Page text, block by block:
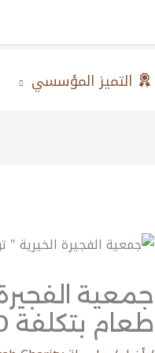
التميز المؤسسي
طعام بتكلفة 2.978.000 مليون درهم